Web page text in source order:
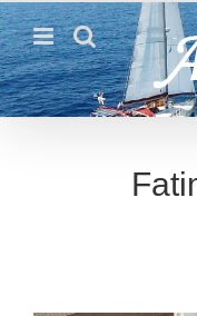
Passer
au
contenu